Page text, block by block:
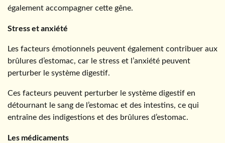
également accompagner cette gêne.
Stress et anxiété
Les facteurs émotionnels peuvent également contribuer aux
brûlures d’estomac, car le stress et l’anxiété peuvent
perturber le système digestif.
Ces facteurs peuvent perturber le système digestif en
détournant le sang de l’estomac et des intestins, ce qui
entraîne des indigestions et des brûlures d’estomac.
Les médicaments